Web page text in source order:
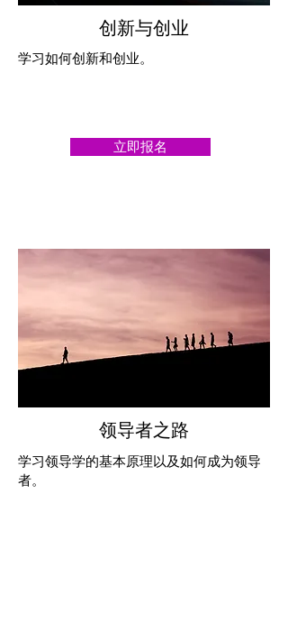
创新与创业
学习如何创新和创业。
领导者之路
学习领导学的基本原理以及如何成为领导
者。
立即报名